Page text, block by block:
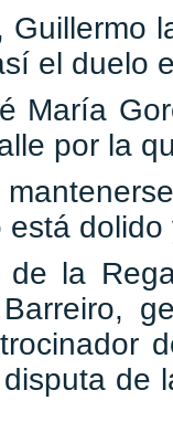
Guillermo
el duelo
María
por la
la
de